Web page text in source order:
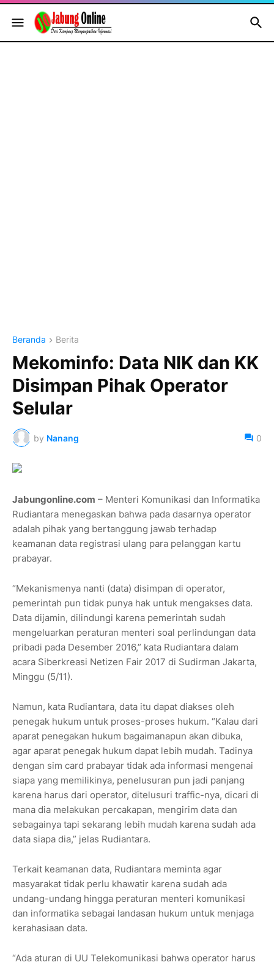
Beranda Berita
Mekominfo: Data NIK dan KK
Disimpan Pihak Operator
Selular
by Nanang 0
Jabungonline.com – Menteri Komunikasi dan Informatika
Rudiantara menegaskan bahwa pada dasarnya operator
adalah pihak yang bertanggung jawab terhadap
keamanan data registrasi ulang para pelanggan kartu
prabayar.
“Mekanismenya nanti (data) disimpan di operator,
pemerintah pun tidak punya hak untuk mengakses data.
Data dijamin, dilindungi karena pemerintah sudah
mengeluarkan peraturan menteri soal perlindungan data
pribadi pada Desember 2016,” kata Rudiantara dalam
acara Siberkreasi Netizen Fair 2017 di Sudirman Jakarta,
Minggu (5/11).
Namun, kata Rudiantara, data itu dapat diakses oleh
penegak hukum untuk proses-proses hukum. “Kalau dari
aparat penegakan hukum bagaimanapun akan dibuka,
agar aparat penegak hukum dapat lebih mudah. Tadinya
dengan sim card prabayar tidak ada informasi mengenai
siapa yang memilikinya, penelusuran pun jadi panjang
karena harus dari operator, ditelusuri traffic-nya, dicari di
mana dia melakukan percakapan, mengirim data dan
sebagainya tapi sekarang lebih mudah karena sudah ada
data siapa dia,” jelas Rudiantara.
Terkait keamanan data, Rudiantara meminta agar
masyarakat tidak perlu khawatir karena sudah ada
undang-undang hingga peraturan menteri komunikasi
dan informatika sebagai landasan hukum untuk menjaga
kerahasiaan data.
“Ada aturan di UU Telekomunikasi bahwa operator harus